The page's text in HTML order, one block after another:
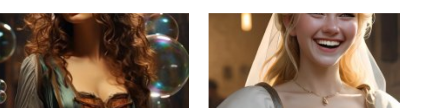
ЛЬВОФФ)
ЛЬВОФФ)